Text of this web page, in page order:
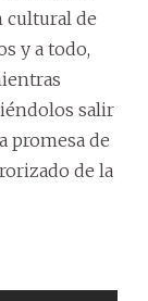
cultural de
y a todo,
salir
promesa de
de la